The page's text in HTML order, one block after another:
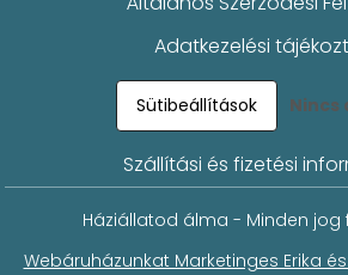
Adatkezelési
Sütibeállítások Nincs
Szállítási és fizetési
Háziállatod álma - Minden
Webáruházunkat Marketinges Erika